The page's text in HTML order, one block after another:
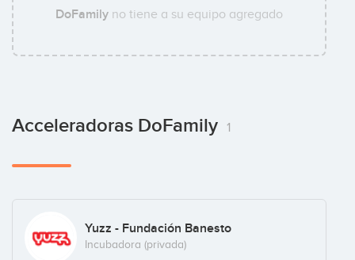
DoFamily no tiene a su equipo agregado
Acceleradoras DoFamily 1
Yuzz - Fundación Banesto
Incubadora (privada)